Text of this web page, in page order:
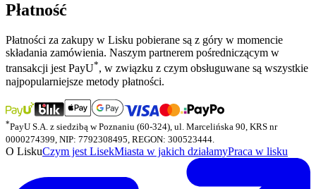
Płatność
Płatności za zakupy w Lisku pobierane są z góry w momencie
składania zamówienia. Naszym partnerem pośredniczącym w
transakcji jest PayU*, w związku z czym obsługuwane są wszystkie
najpopularniejsze metody płatności.
*PayU S.A. z siedzibą w Poznaniu (60-324), ul. Marcelińska 90, KRS nr
0000274399, NIP: 7792308495, REGON: 300523444.
O LiskuCzym jest LisekMiasta w jakich działamyPraca w lisku